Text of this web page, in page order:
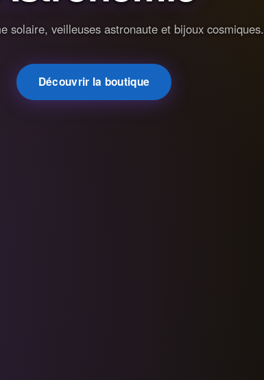
solaire, veilleuses astronaute et bijoux cosmiques.
Découvrir la boutique